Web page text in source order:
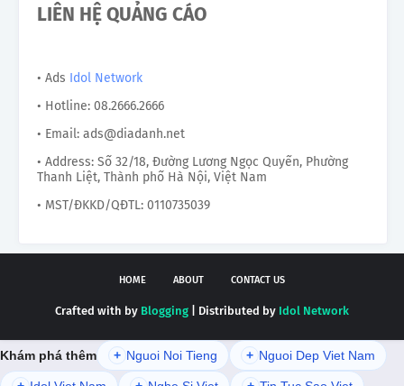
LIÊN HỆ QUẢNG CÁO
• Ads Idol Network
• Hotline: 08.2666.2666
• Email: ads@diadanh.net
• Address: Số 32/18, Đường Lương Ngọc Quyến, Phường
Thanh Liệt, Thành phố Hà Nội, Việt Nam
• MST/ĐKKD/QĐTL: 0110735039
HOME ABOUT CONTACT US
Crafted with by Blogging | Distributed by Idol Network
Khám phá thêm + Nguoi Noi Tieng + Nguoi Dep Viet Nam